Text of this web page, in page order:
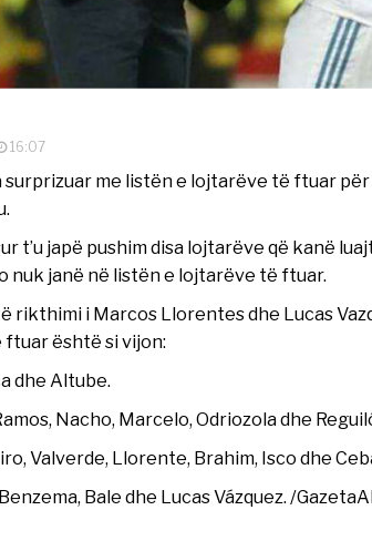
16:07
surprizuar me listën e lojtarëve të ftuar
t’u japë pushim disa lojtarëve që kanë
nuk janë në listën e lojtarëve të ftuar.
rikthimi i Marcos Llorentes dhe Lucas
është si vijon:
dhe Altube.
Nacho, Marcelo, Odriozola dhe
Valverde, Llorente, Brahim, Isco dhe
Bale dhe Lucas Vázquez. /